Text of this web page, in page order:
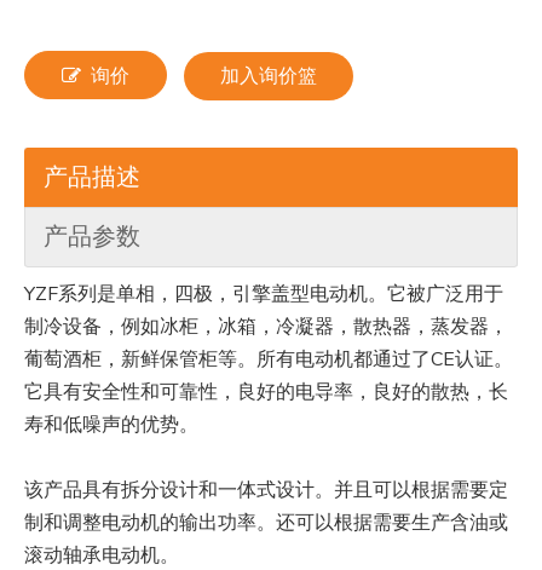
询价 加入询价篮
产品描述
产品参数
YZF系列是单相，四极，引擎盖型电动机。它被广泛用于
制冷设备，例如冰柜，冰箱，冷凝器，散热器，蒸发器，
葡萄酒柜，新鲜保管柜等。所有电动机都通过了CE认证。
它具有安全性和可靠性，良好的电导率，良好的散热，长
寿和低噪声的优势。
该产品具有拆分设计和一体式设计。并且可以根据需要定
制和调整电动机的输出功率。还可以根据需要生产含油或
滚动轴承电动机。